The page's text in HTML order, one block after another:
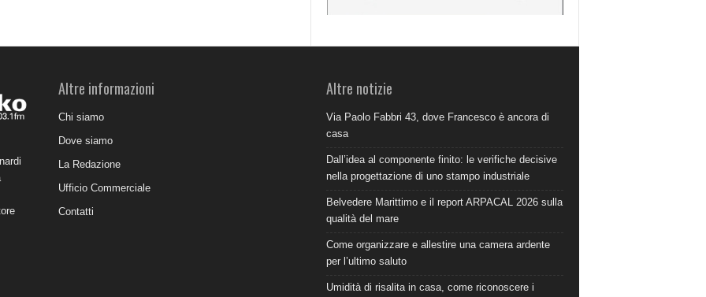
Altre informazioni
Chi siamo
Dove siamo
La Redazione
Ufficio Commerciale
Contatti
Altre notizie
Via Paolo Fabbri 43, dove Francesco è ancora di
casa
Dall’idea al componente finito: le verifiche decisive
nella progettazione di uno stampo industriale
Belvedere Marittimo e il report ARPACAL 2026 sulla
qualità del mare
Come organizzare e allestire una camera ardente
per l’ultimo saluto
Umidità di risalita in casa, come riconoscere i